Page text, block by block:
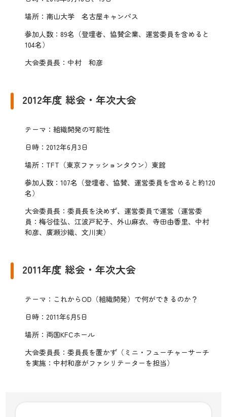
場所：南山大学 名古屋キャンパス
参加人数：89名（登壇者、協賛企業、運営委員を含めると
104名）
大会委員長：中村 和彦
2012年度 総会・年次大会
テーマ：組織開発の可能性
日時：2012年6月3日
場所：TFT（東京ファッションタウン）東館
参加人数：107名（登壇者、協賛、運営委員を含めると約120
名）
大会委員長：委員長を決めず、運営委員で運営（運営委
員：梅谷佳弘、江波戸紀子、外山麻衣、寺田由香里、中村
和彦、廣瀬沙織、文川実）
2011年度 総会・年次大会
テーマ：これからOD（組織開発）で何ができるのか？
日時：2011年6月5日
場所：両国KFCホール
大会委員長：委員長を置かず（ミニ・フューチャーサーチ
を実施：中村和彦がファシリテーターを担当）